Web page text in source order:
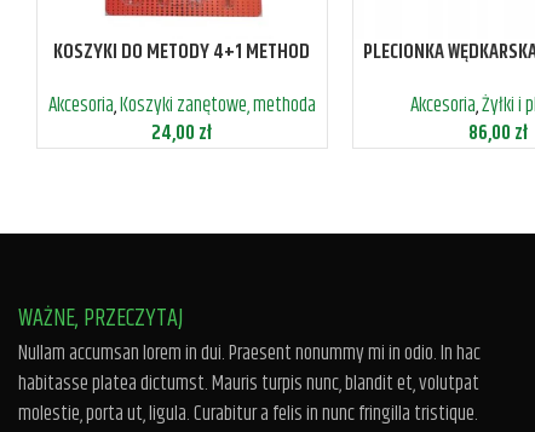
KOSZYKI DO METODY 4+1 METHOD
Akcesoria,Koszyki zanętowe, methoda
24,00zł
PLECIONKA
Akcesoria,Żyłki i
86,00zł
WAŻNE, PRZECZYTAJ
Nullam accumsan lorem in dui. Praesent nonummy mi in odio. In hac
habitasse platea dictumst. Mauris turpis nunc, blandit et, volutpat
molestie, porta ut, ligula. Curabitur a felis in nunc fringilla tristique.